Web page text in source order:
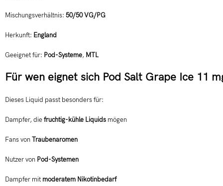
Mischungsverhältnis: 50/50 VG/PG
Herkunft: England
Geeignet für: Pod-Systeme, MTL
Für wen eignet sich Pod Salt Grape Ice 11
Dieses Liquid passt besonders für:
Dampfer, diefruchtig-kühle Liquids mögen
Fans vonTraubenaromen
Nutzer von Pod-Systemen
Dampfer mit moderatem Nikotinbedarf